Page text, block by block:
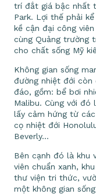
trí đắt giá bậc nhất
Park. Lợi thế phải
kề cận đại công
cùng Quảng trường
cho chất sống Mỹ
Không gian sống
đường nhiệt đới
đáo, gồm: bể bơi
Malibu. Cùng với đó
lấy cảm hứng từ
cọ nhiệt đới
Beverly…
Bên cạnh đó là khu
viên chuẩn xanh,
thư viện tri thức,
một không gian